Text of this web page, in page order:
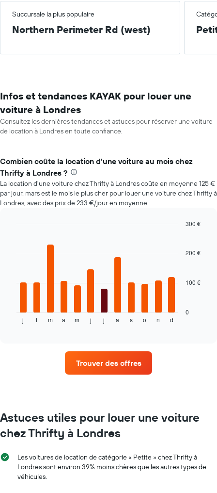
Succursale la plus populaire
Northern Perimeter Rd (west)
Infos et tendances KAYAK pour louer une
voiture à Londres
Consultez les dernières tendances et astuces pour réserver une voiture
de location à Londres en toute confiance.
Combien coûte la location d'une voiture au mois chez
Thrifty à Londres ?
La location d'une voiture chez Thrifty à Londres coûte en moyenne 125 €
par jour. mars est le mois le plus cher pour louer une voiture chez Thrifty à
Londres, avec des prix de 233 €/jour en moyenne.
dessous
indique
Sur
le
graphique,
indiquent
les
j f m a m j j a s o n d
0
100 €
200 €
300 €
Trouver des offres
Astuces utiles pour louer une voiture
chez Thrifty à Londres
Les voitures de location de catégorie « Petite » chez Thrifty à
Londres sont environ 39% moins chères que les autres types de
véhicules.